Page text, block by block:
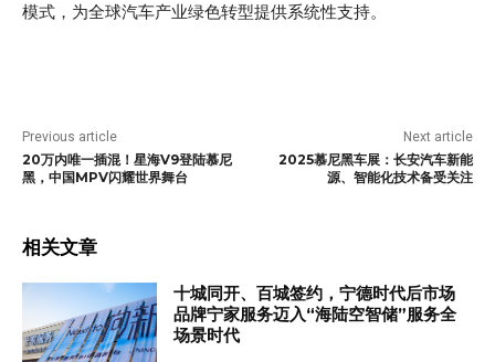
模式，为全球汽车产业绿色转型提供系统性支持。
Previous article
20万内唯一插混！星海V9登陆慕尼
黑，中国MPV闪耀世界舞台
Next article
2025慕尼黑车展：长安汽车新能
源、智能化技术备受关注
相关文章
十城同开、百城签约，宁德时代后市场
品牌宁家服务迈入“海陆空智储”服务全
场景时代